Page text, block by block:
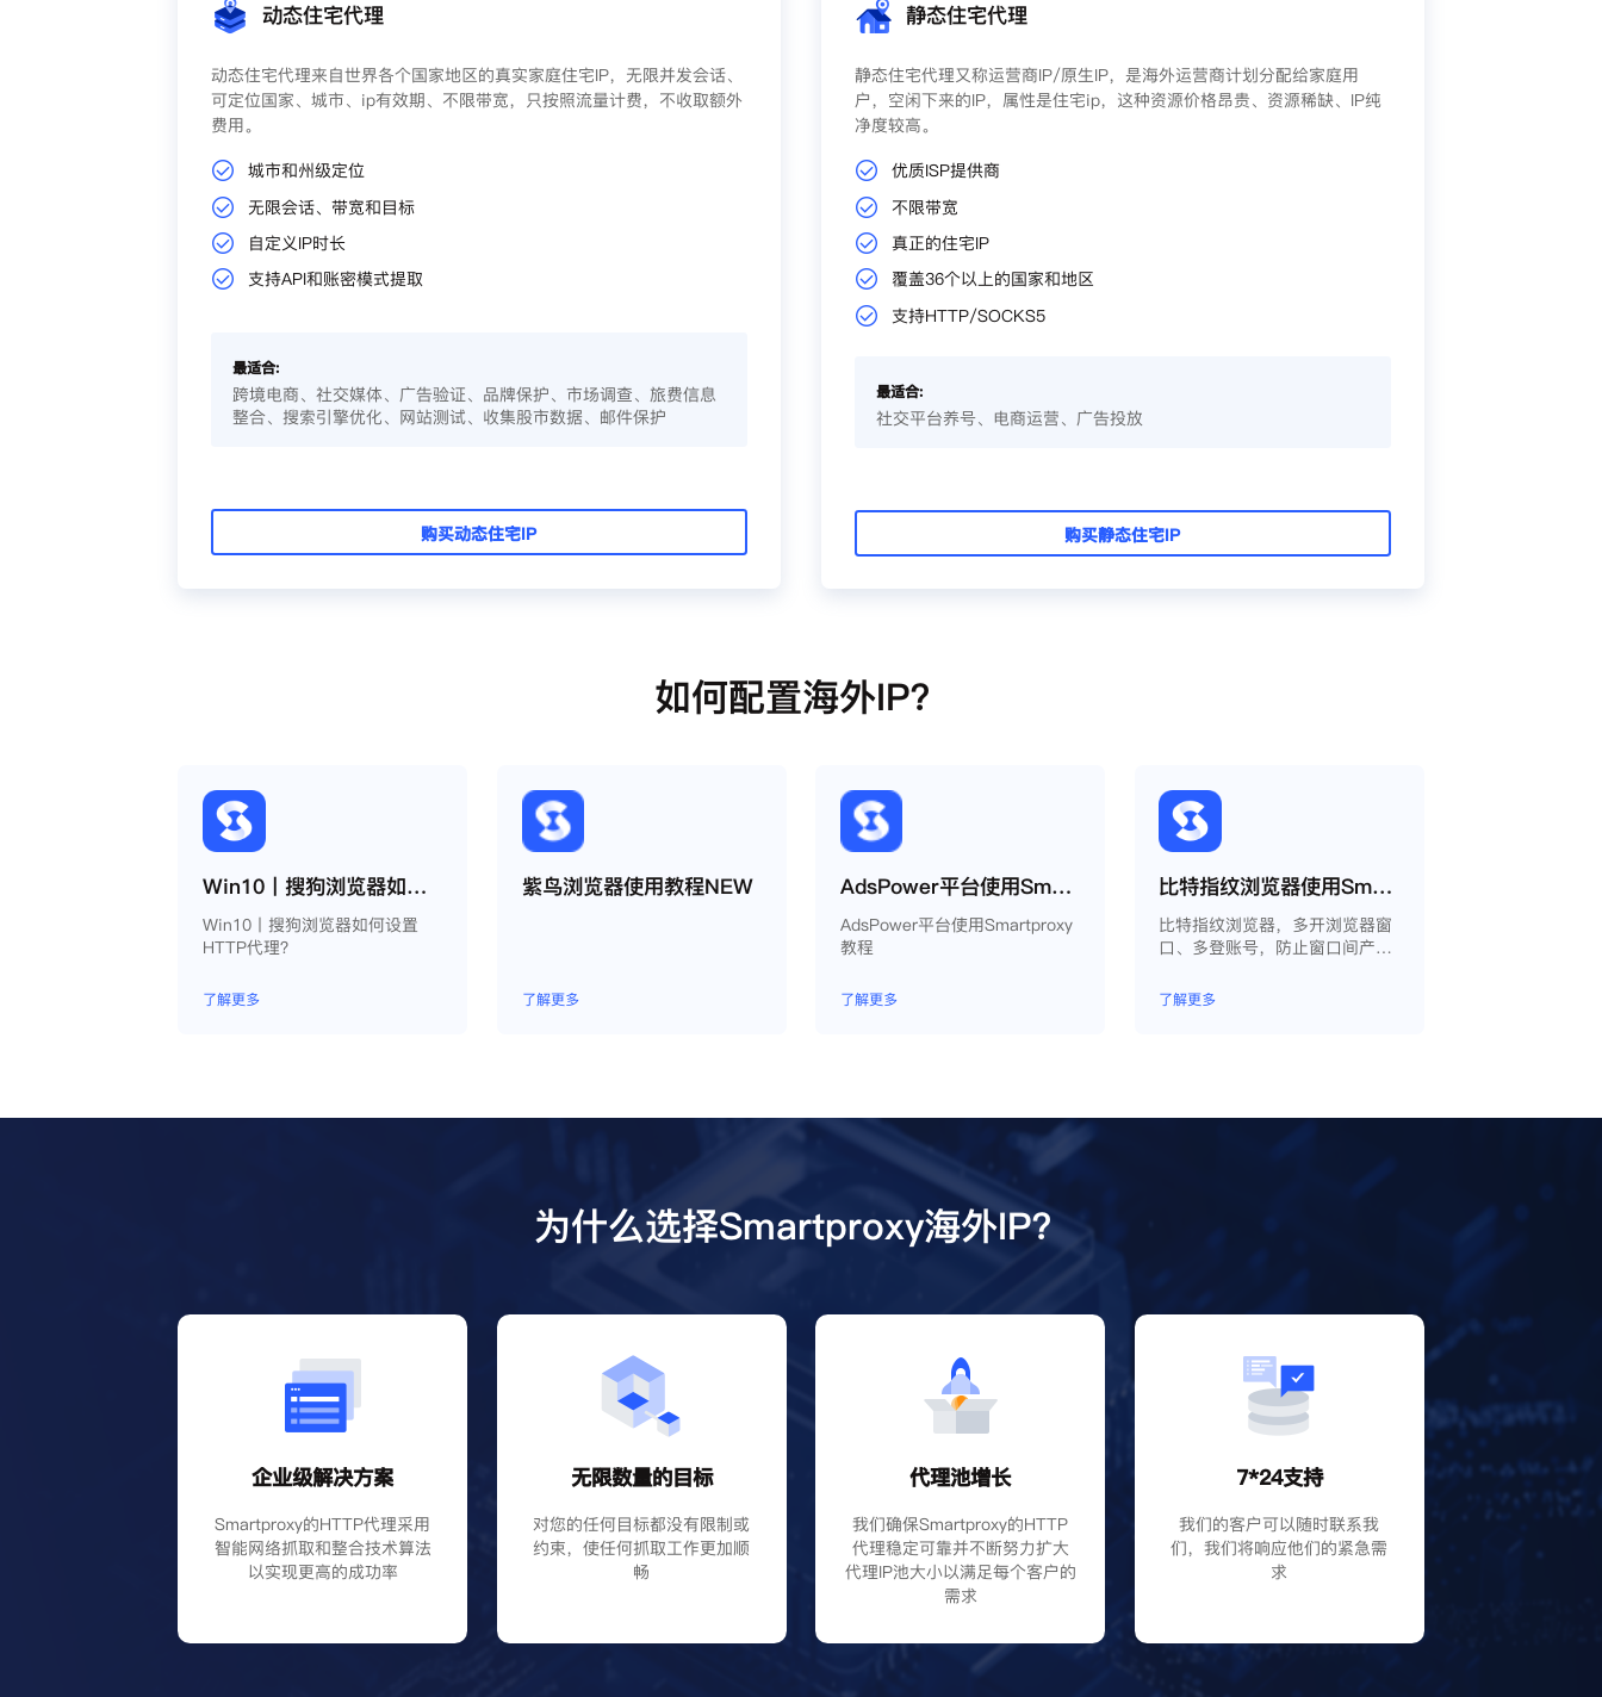
动态住宅代理
动态住宅代理来自世界各个国家地区的真实家庭住宅IP，无限并发会话、
可定位国家、城市、ip有效期、不限带宽，只按照流量计费，不收取额外
费用。
城市和州级定位
无限会话、带宽和目标
自定义IP时长
支持API和账密模式提取
最适合:
跨境电商、社交媒体、广告验证、品牌保护、市场调查、旅费信息
整合、搜索引擎优化、网站测试、收集股市数据、邮件保护
购买动态住宅IP
静态住宅代理
静态住宅代理又称运营商IP/原生IP，是海外运营商计划分配给家庭用
户，空闲下来的IP，属性是住宅ip，这种资源价格昂贵、资源稀缺、IP纯
净度较高。
优质ISP提供商
不限带宽
真正的住宅IP
覆盖36个以上的国家和地区
支持HTTP/SOCKS5
最适合:
社交平台养号、电商运营、广告投放
购买静态住宅IP
如何配置海外IP？
Win10丨搜狗浏览器如何设置HTTP代理？
Win10丨搜狗浏览器如何设置
HTTP代理？
了解更多
紫鸟浏览器使用教程NEW
了解更多
AdsPower平台使用Smartproxy教程
AdsPower平台使用Smartproxy
教程
了解更多
比特指纹浏览器使用Smartproxy教程
比特指纹浏览器，多开浏览器窗
口、多登账号，防止窗口间产生
模拟独立的电脑信息，模拟不同
的IP地址，使得相互间完全环境
了解更多
为什么选择Smartproxy海外IP？
企业级解决方案
Smartproxy的HTTP代理采用
智能网络抓取和整合技术算法
以实现更高的成功率
无限数量的目标
对您的任何目标都没有限制或
约束，使任何抓取工作更加顺
畅
代理池增长
我们确保Smartproxy的HTTP
代理稳定可靠并不断努力扩大
代理IP池大小以满足每个客户的
需求
7*24支持
我们的客户可以随时联系我
们，我们将响应他们的紧急需
求